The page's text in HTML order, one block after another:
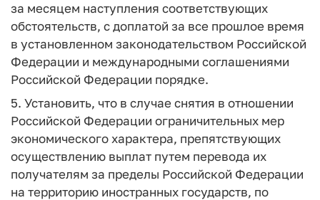
за месяцем наступления соответствующих
обстоятельств, с доплатой за все прошлое время
в установленном законодательством Российской
Федерации и международными соглашениями
Российской Федерации порядке.
5. Установить, что в случае снятия в отношении
Российской Федерации ограничительных мер
экономического характера, препятствующих
осуществлению выплат путем перевода их
получателям за пределы Российской Федерации
на территорию иностранных государств, по